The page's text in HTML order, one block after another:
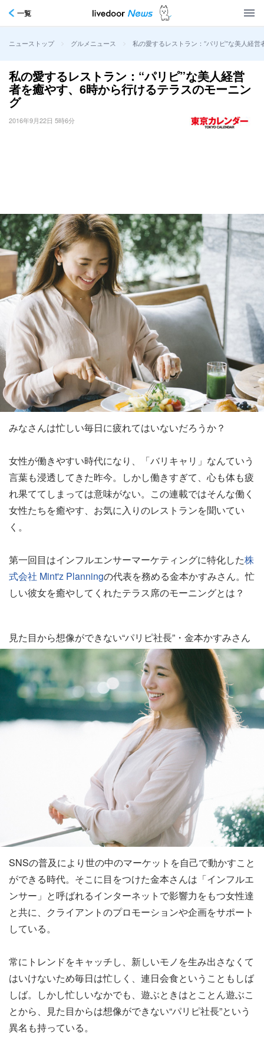
一覧
ニューストップ > グルメニュース > 私の愛するレストラン：“パリピ”な美人経
私の愛するレストラン：“パリピ”な美人経営
者を癒やす、6時から行けるテラスのモーニン
グ
2016年9月22日 5時6分
みなさんは忙しい毎日に疲れてはいないだろうか？
女性が働きやすい時代になり、「バリキャリ」なんていう
言葉も浸透してきた昨今。しかし働きすぎて、心も体も疲
れ果ててしまっては意味がない。この連載ではそんな働く
女性たちを癒やす、お気に入りのレストランを聞いてい
く。
第一回目はインフルエンサーマーケティングに特化した株
式会社 Mint'z Planningの代表を務める金本かすみさん。忙
しい彼女を癒やしてくれたテラス席のモーニングとは？
見た目から想像ができない“パリピ社長”・金本かすみさん
SNSの普及により世の中のマーケットを自己で動かすこと
ができる時代。そこに目をつけた金本さんは「インフルエ
ンサー」と呼ばれるインターネットで影響力をもつ女性達
と共に、クライアントのプロモーションや企画をサポート
している。
常にトレンドをキャッチし、新しいモノを生み出さなくて
はいけないため毎日は忙しく、連日会食ということもしば
しば。しかし忙しいなかでも、遊ぶときはとことん遊ぶこ
とから、見た目からは想像ができない“パリピ社長”という
異名も持っている。